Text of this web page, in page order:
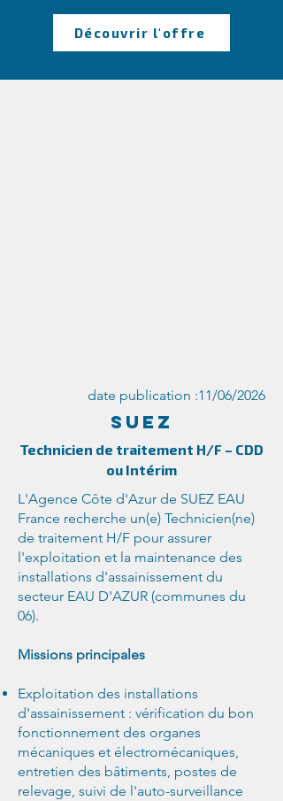
Découvrir l'offre
date publication :11/06/2026
SUEZ
Technicien de traitement H/F – CDD
ou Intérim
L'Agence Côte d'Azur de SUEZ EAU
France recherche un(e) Technicien(ne)
de traitement H/F pour assurer
l'exploitation et la maintenance des
installations d'assainissement du
secteur EAU D'AZUR (communes du
06).
Missions principales
Exploitation des installations
d'assainissement : vérification du bon
fonctionnement des organes
mécaniques et électromécaniques,
entretien des bâtiments, postes de
relevage, suivi de l'auto-surveillance